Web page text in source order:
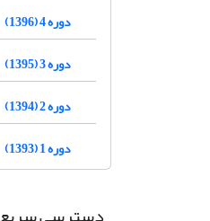
دوره 4 (1396)
دوره 3 (1395)
دوره 2 (1394)
دوره 1 (1393)